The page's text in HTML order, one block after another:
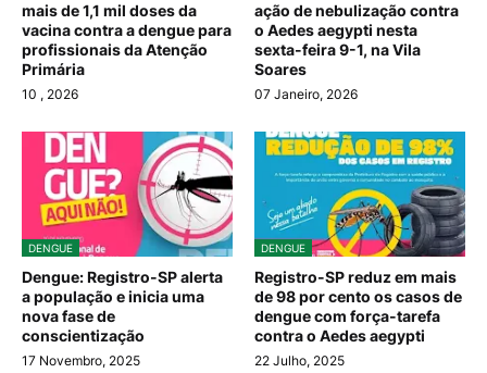
mais de 1,1 mil doses da
vacina contra a dengue para
profissionais da Atenção
Primária
10 , 2026
ação de nebulização contra
o Aedes aegypti nesta
sexta-feira 9-1, na Vila
Soares
07 Janeiro, 2026
DENGUE
Dengue: Registro-SP alerta
a população e inicia uma
nova fase de
conscientização
17 Novembro, 2025
DENGUE
Registro-SP reduz em mais
de 98 por cento os casos de
dengue com força-tarefa
contra o Aedes aegypti
22 Julho, 2025